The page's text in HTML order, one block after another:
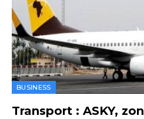
BUSINESS
Transport : ASKY,